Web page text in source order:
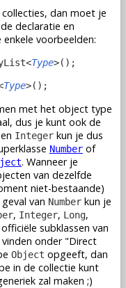
dan moet je
declaratie en
voorbeelden:
Type>();
Type>();
met het object type
dus je kunt ook de
Integer kun je dus
Number of
. Wanneer je
van dezelfde
niet-bestaande)
van Number kun je
, Integer, Long,
subklassen van
vinden onder "Direct
Object opgeeft, dan
in de collectie kunt
zal maken ;)